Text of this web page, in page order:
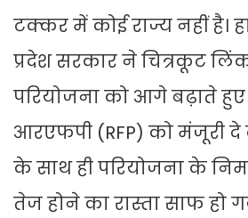
टक्कर में कोई राज्य नहीं है।
प्रदेश सरकार ने चित्रकूट
परियोजना को आगे बढ़ाते
आरएफपी (RFP) को मंजूरी दे
के साथ ही परियोजना के
तेज होने का रास्ता साफ हो